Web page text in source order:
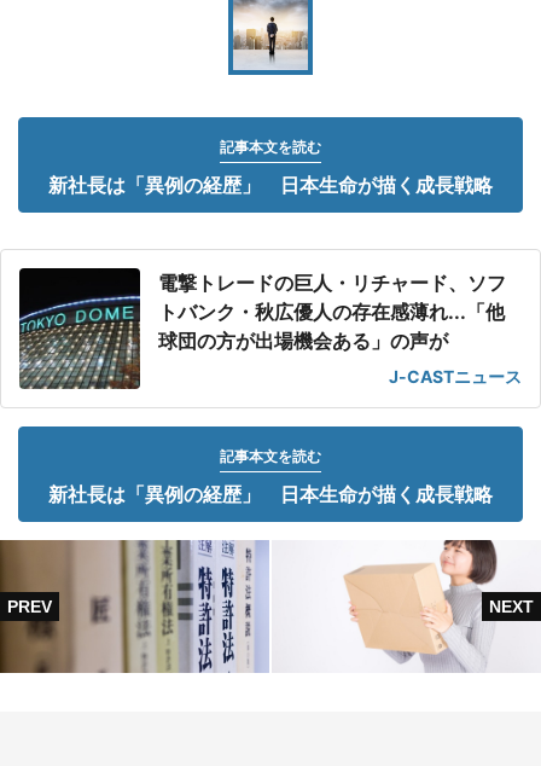
記事本文を読む
新社長は「異例の経歴」 日本生命が描く成長戦略
電撃トレードの巨人・リチャード、ソフ
トバンク・秋広優人の存在感薄れ...「他
球団の方が出場機会ある」の声が
J-CASTニュース
記事本文を読む
新社長は「異例の経歴」 日本生命が描く成長戦略